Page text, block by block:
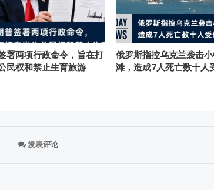
署两项行政命令，旨在打
民权和禁止生育旅游
俄罗斯指控乌克兰袭击
滩，造成7人死亡数十人
发表评论